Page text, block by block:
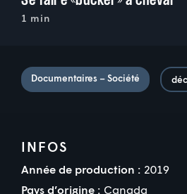
1 min
Documentaires – Société
INFOS
Année de production : 2019
Pays d’origine : Canada